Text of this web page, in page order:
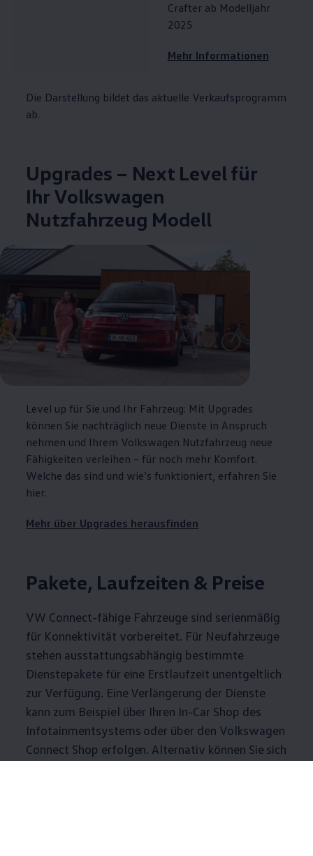
Crafterab Modelljahr
2025
Mehr Informationen
Die Darstellung bildet das aktuelle Verkaufsprogramm
ab.
Upgrades – Next Level für
Ihr Volkswagen
Nutzfahrzeug Modell
Level up für Sie und Ihr Fahrzeug: Mit Upgrades
können Sie nachträglich neue Dienste in Anspruch
nehmen und Ihrem Volkswagen Nutzfahrzeug neue
Fähigkeiten verleihen – für noch mehr Komfort.
Welche das sind und wie’s funktioniert, erfahren Sie
hier.
Mehr über Upgrades herausfinden
Pakete, Laufzeiten & Preise
VW Connect-fähige Fahrzeuge sind serienmäßig
für Konnektivität vorbereitet. Für Neufahrzeuge
stehen ausstattungsabhängig bestimmte
Dienstepakete für eine Erstlaufzeit unentgeltlich
zur Verfügung. Eine Verlängerung der Dienste
kann zum Beispiel über Ihren In-Car Shop des
Infotainmentsystems oder über den Volkswagen
Connect Shop erfolgen. Alternativ können Sie sich